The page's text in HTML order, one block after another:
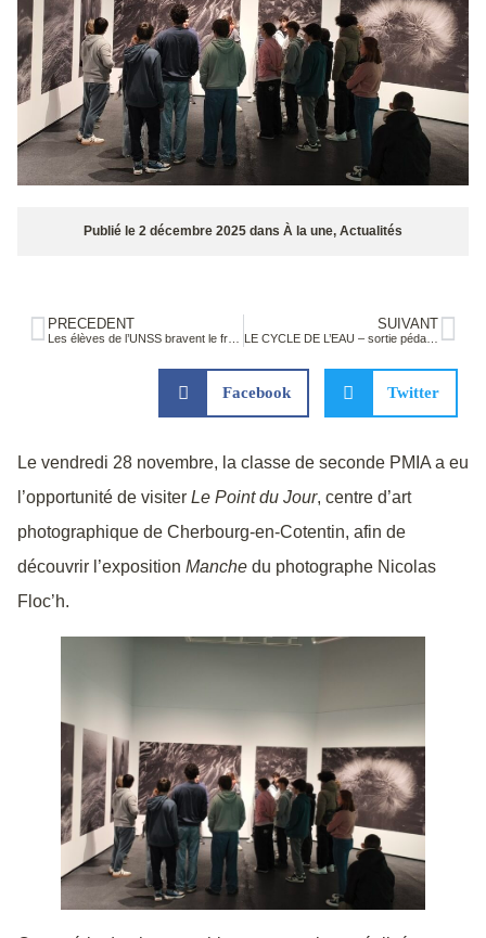
Publié le 2 décembre 2025 dans À la une, Actualités
PRÉCÉDENT SUIVANT
LE CYCLE DE L’EAU – sortie pédagogique BTS Métiers de l’Eau du jeudi 15 janvier 2026
Facebook Twitter
Le vendredi 28 novembre, la classe de seconde PMIA a eu
l’opportunité de visiter Le Point du Jour, centre d’art
photographique de Cherbourg-en-Cotentin, afin de
découvrir l’exposition Manche du photographe Nicolas
Floc’h.